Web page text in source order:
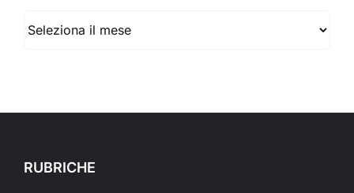
RUBRICHE